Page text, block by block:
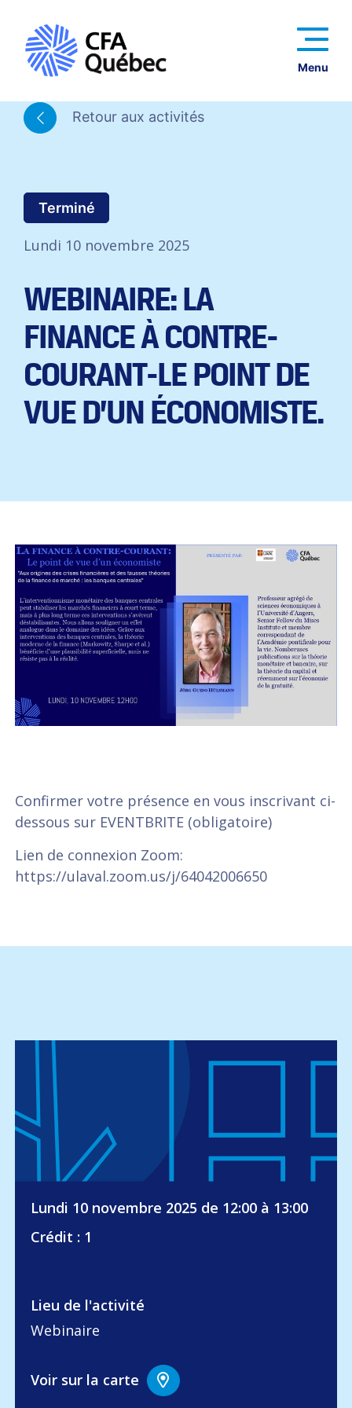
Menu
Retour aux activités
Terminé
Lundi 10 novembre 2025
WEBINAIRE: LA
FINANCE À CONTRE-
COURANT-LE POINT DE
VUE D’UN ÉCONOMISTE.
Confirmer votre présence en vous inscrivant ci-
dessous sur EVENTBRITE (obligatoire)
Lien de connexion Zoom:
https://ulaval.zoom.us/j/64042006650
Lundi 10 novembre 2025 de 12:00 à 13:00
Crédit : 1
Lieu de l'activité
Webinaire
Voir sur la carte